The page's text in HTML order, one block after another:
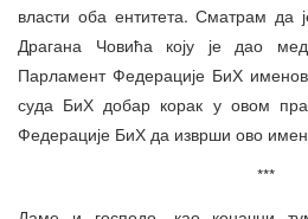
власти оба ентитета. Сматрам да
Драгана Човића коју је дао
Парламент Федерације БиХ
суда БиХ добар корак у овом
Федерације БиХ да изврши ово
***